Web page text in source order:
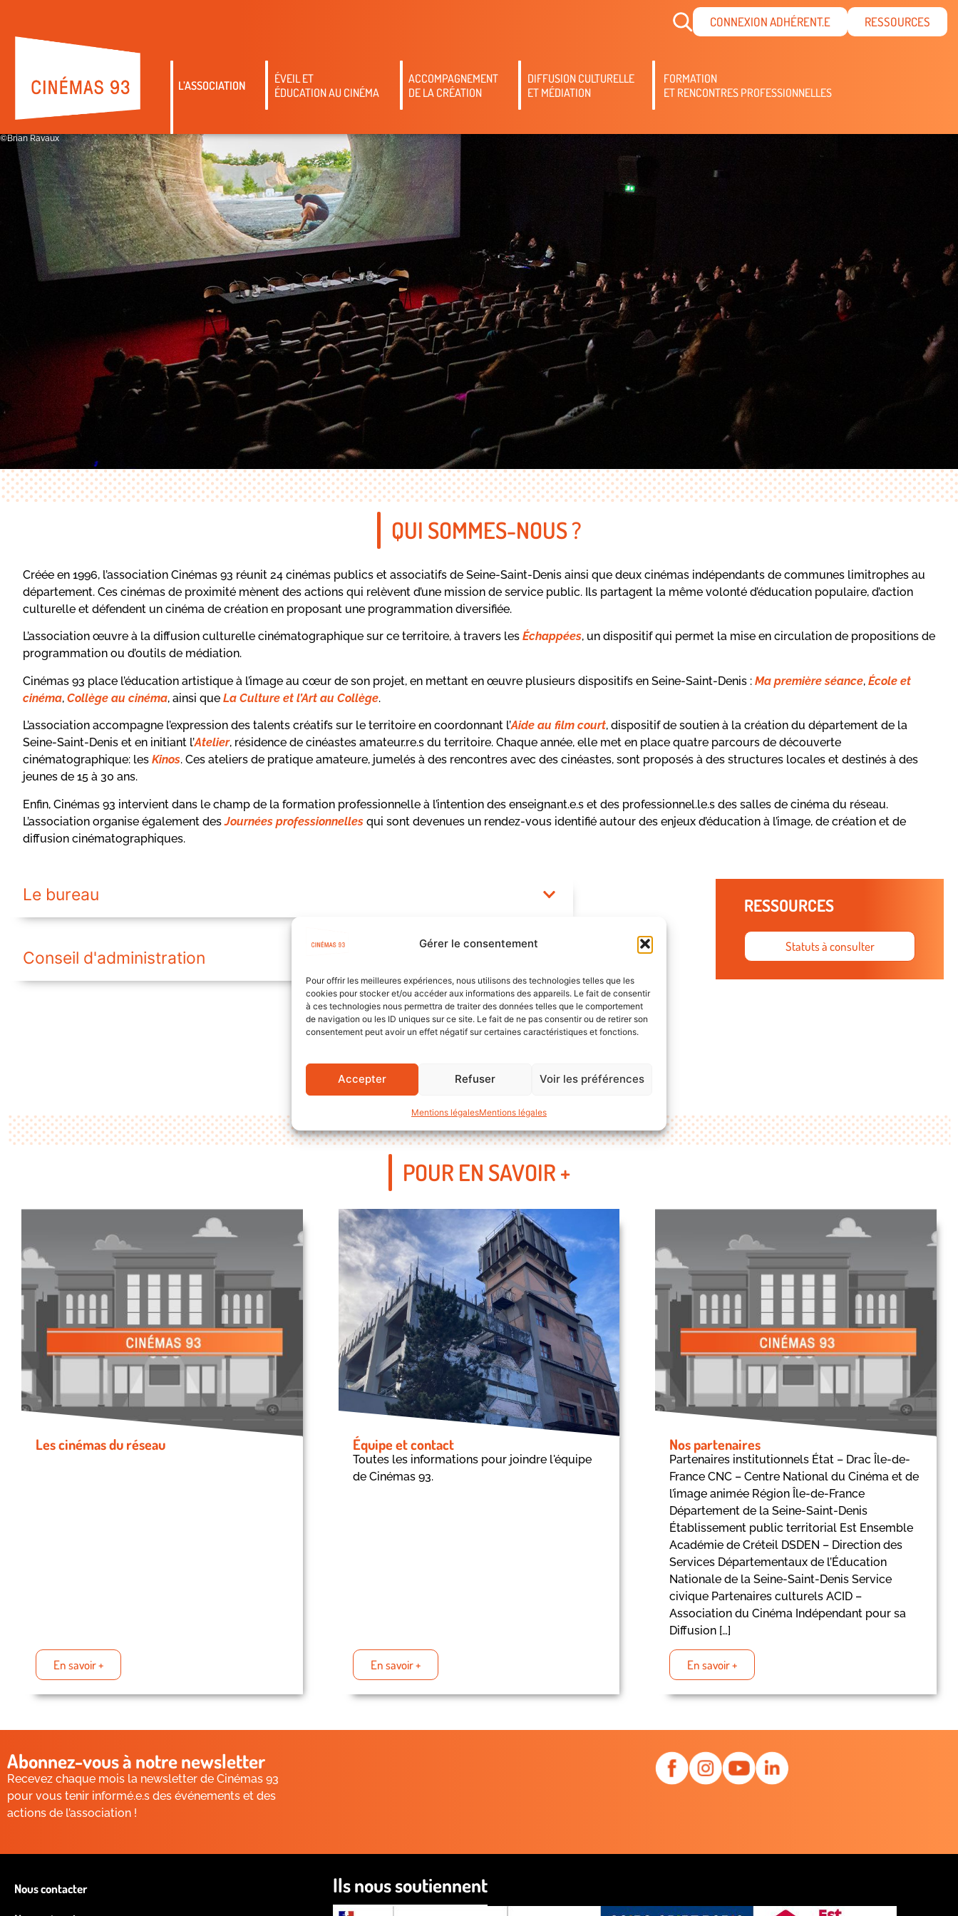
Gérer le consentement
Pour offrir les meilleures expériences, nous utilisons des technologies telles que les
cookies pour stocker et/ou accéder aux informations des appareils. Le fait de consentir
à ces technologies nous permettra de traiter des données telles que le comportement
de navigation ou les ID uniques sur ce site. Le fait de ne pas consentir ou de retirer son
consentement peut avoir un effet négatif sur certaines caractéristiques et fonctions.
Accepter Refuser Voir les préférences
Mentions légalesMentions légales
CONNEXION ADHÉRENT.E RESSOURCES
L’ASSOCIATION
ÉVEIL ET
ÉDUCATION AU CINÉMA
ACCOMPAGNEMENT
DE LA CRÉATION
DIFFUSION CULTURELLE
ET MÉDIATION
FORMATION
ET RENCONTRES PROFESSIONNELLES
©Brian Ravaux
QUI SOMMES-NOUS ?
Créée en 1996, l’association Cinémas 93 réunit 24 cinémas publics et associatifs de Seine-Saint-Denis ainsi que deux cinémas indépendants de communes limitrophes au
département. Ces cinémas de proximité mènent des actions qui relèvent d’une mission de service public. Ils partagent la même volonté d’éducation populaire, d’action
culturelle et défendent un cinéma de création en proposant une programmation diversifiée.
L’association œuvre à la diffusion culturelle cinématographique sur ce territoire, à travers les Échappées, un dispositif qui permet la mise en circulation de propositions de
programmation ou d’outils de médiation.
Cinémas 93 place l’éducation artistique à l’image au cœur de son projet, en mettant en œuvre plusieurs dispositifs en Seine-Saint-Denis : Ma première séance, École et
cinéma, Collège au cinéma, ainsi que La Culture et l’Art au Collège.
L’association accompagne l’expression des talents créatifs sur le territoire en coordonnant l’Aide au film court, dispositif de soutien à la création du département de la
Seine-Saint-Denis et en initiant l’Atelier, résidence de cinéastes amateur.re.s du territoire. Chaque année, elle met en place quatre parcours de découverte
cinématographique: les Kinos. Ces ateliers de pratique amateure, jumelés à des rencontres avec des cinéastes, sont proposés à des structures locales et destinés à des
jeunes de 15 à 30 ans.
Enfin, Cinémas 93 intervient dans le champ de la formation professionnelle à l’intention des enseignant.e.s et des professionnel.le.s des salles de cinéma du réseau.
L’association organise également desJournées professionnelles qui sont devenues un rendez-vous identifié autour des enjeux d’éducation à l’image, de création et de
diffusion cinématographiques.
Le bureau
Conseil d'administration
RESSOURCES
Statuts à consulter
POUR EN SAVOIR +
Les cinémas du réseau
En savoir +
Équipe et contact
Toutes les informations pour joindre l'équipe
de Cinémas 93.
En savoir +
Nos partenaires
Partenaires institutionnels État – Drac Île-de-
France CNC – Centre National du Cinéma et de
l’image animée Région Île-de-France
Département de la Seine-Saint-Denis
Établissement public territorial Est Ensemble
Académie de Créteil DSDEN – Direction des
Services Départementaux de l’Éducation
Nationale de la Seine-Saint-Denis Service
civique Partenaires culturels ACID –
Association du Cinéma Indépendant pour sa
Diffusion […]
En savoir +
Abonnez-vous à notre newsletter
Recevez chaque mois la newsletter de Cinémas 93
pour vous tenir informé.e.s des événements et des
actions de l’association !
Nous contacter Ils nous soutiennent